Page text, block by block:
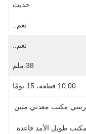
حديث
نعم..
نعم..
38 ملم
10,00 قطعة، 15 يومًا
مكتب معدني متين